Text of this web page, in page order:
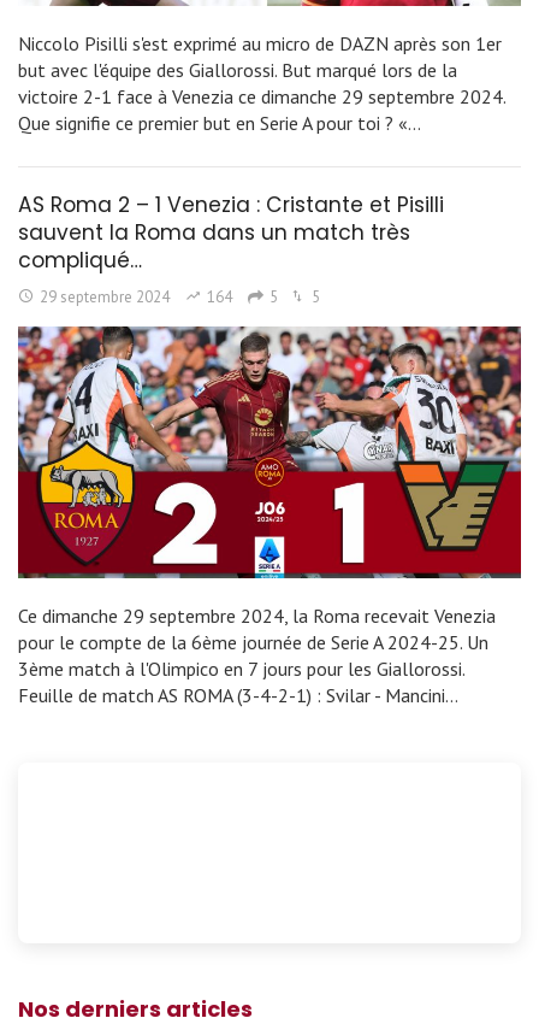
Niccolo Pisilli s'est exprimé au micro de DAZN après son 1er
but avec l'équipe des Giallorossi. But marqué lors de la
victoire 2-1 face à Venezia ce dimanche 29 septembre 2024.
Que signifie ce premier but en Serie A pour toi ? «…
AS Roma 2 – 1 Venezia : Cristante et Pisilli
sauvent la Roma dans un match très
compliqué…
29 septembre 2024 164 5 5
Ce dimanche 29 septembre 2024, la Roma recevait Venezia
pour le compte de la 6ème journée de Serie A 2024-25. Un
3ème match à l'Olimpico en 7 jours pour les Giallorossi.
Feuille de match AS ROMA (3-4-2-1) : Svilar - Mancini…
Nos derniers articles